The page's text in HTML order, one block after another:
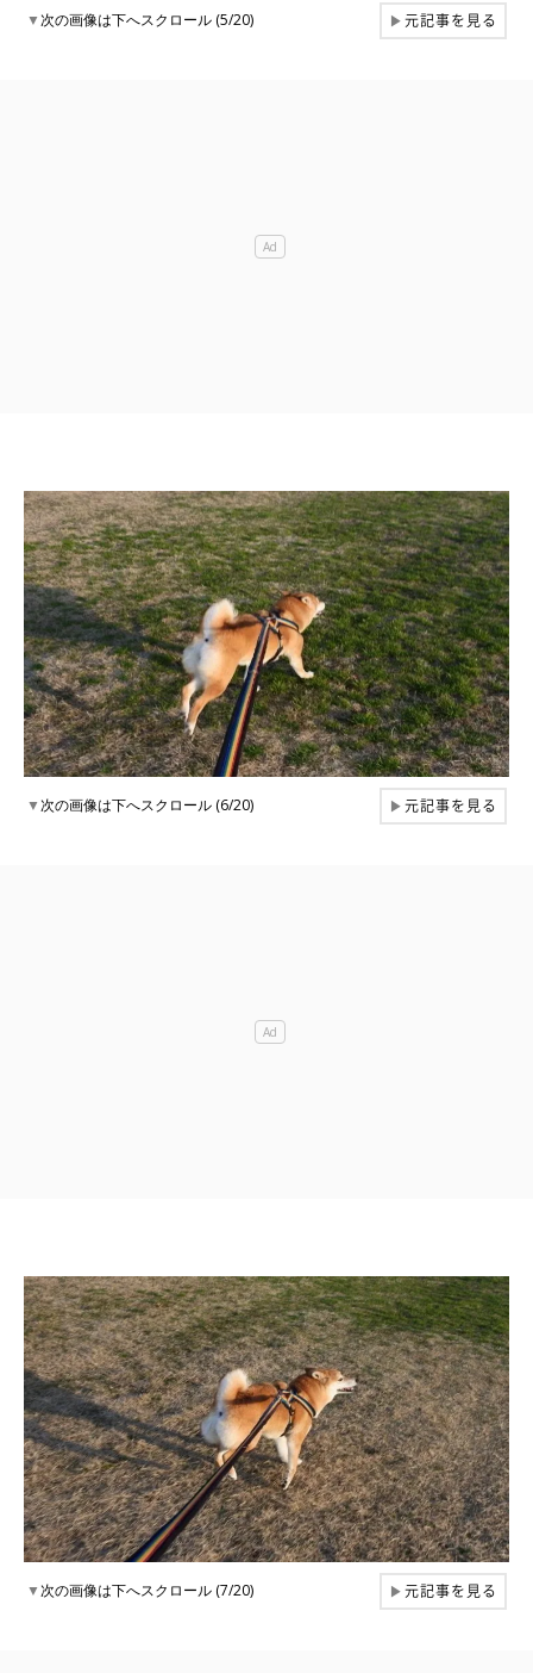
▼次の画像は下へスクロール (5/20) ▶元記事を見る
▼次の画像は下へスクロール (6/20) ▶元記事を見る
▼次の画像は下へスクロール (7/20) ▶元記事を見る